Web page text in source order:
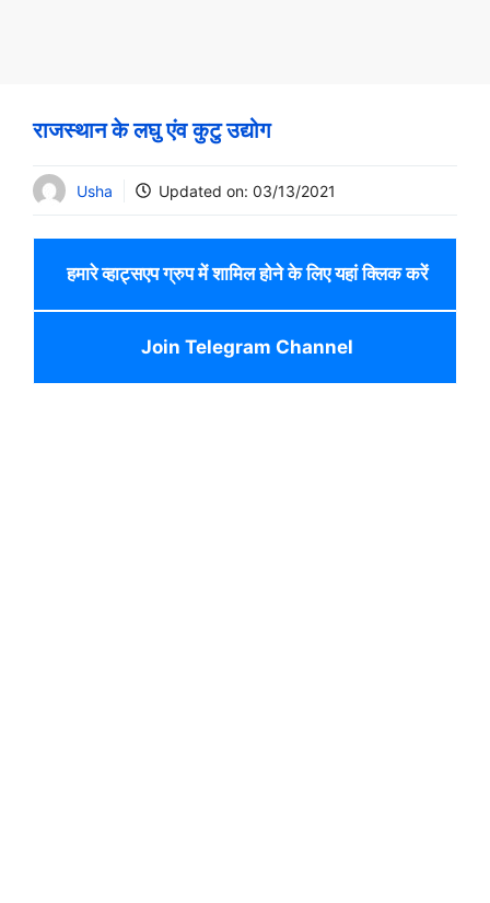
राजस्थान के लघु एंव कुटु उद्योग
Usha Updated on: 03/13/2021
हमारे व्हाट्सएप ग्रुप में शामिल होने के लिए यहां क्लिक करें
Join Telegram Channel